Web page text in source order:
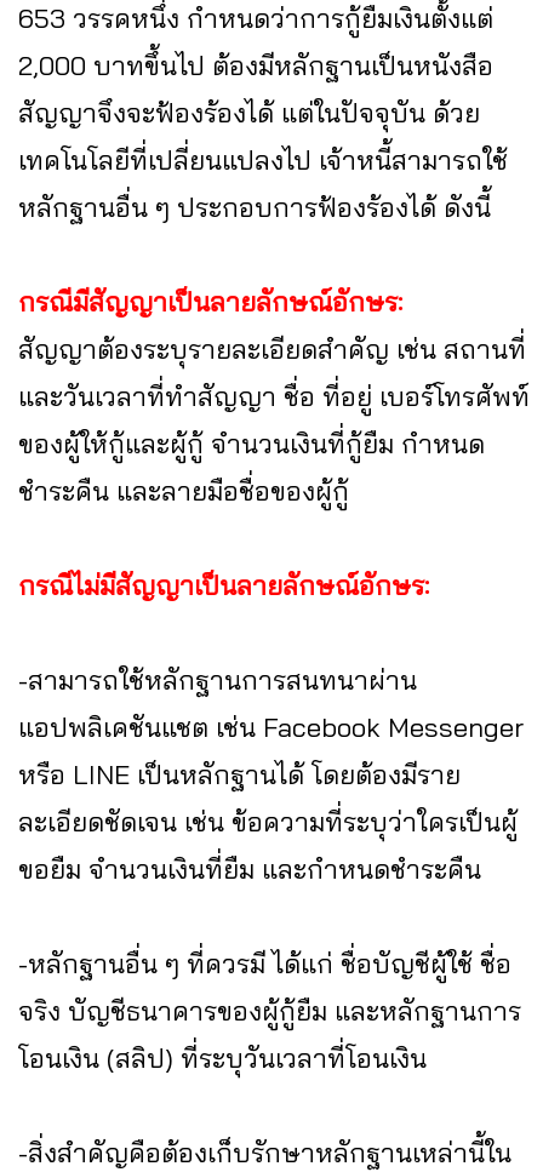
653 วรรคหนึ่ง กำหนดว่าการกู้ยืมเงินตั้งแต่
2,000 บาทขึ้นไป ต้องมีหลักฐานเป็นหนังสือ
สัญญาจึงจะฟ้องร้องได้ แต่ในปัจจุบัน ด้วย
เทคโนโลยีที่เปลี่ยนแปลงไป เจ้าหนี้สามารถใช้
หลักฐานอื่น ๆ ประกอบการฟ้องร้องได้ ดังนี้
กรณีมีสัญญาเป็นลายลักษณ์อักษร:
สัญญาต้องระบุรายละเอียดสำคัญ เช่น สถานที่
และวันเวลาที่ทำสัญญา ชื่อ ที่อยู่ เบอร์โทรศัพท์
ของผู้ให้กู้และผู้กู้ จำนวนเงินที่กู้ยืม กำหนด
ชำระคืน และลายมือชื่อของผู้กู้
กรณีไม่มีสัญญาเป็นลายลักษณ์อักษร:
-สามารถใช้หลักฐานการสนทนาผ่าน
แอปพลิเคชันแชต เช่น Facebook Messenger
หรือ LINE เป็นหลักฐานได้ โดยต้องมีราย
ละเอียดชัดเจน เช่น ข้อความที่ระบุว่าใครเป็นผู้
ขอยืม จำนวนเงินที่ยืม และกำหนดชำระคืน
-หลักฐานอื่น ๆ ที่ควรมี ได้แก่ ชื่อบัญชีผู้ใช้ ชื่อ
จริง บัญชีธนาคารของผู้กู้ยืม และหลักฐานการ
โอนเงิน (สลิป) ที่ระบุวันเวลาที่โอนเงิน
-สิ่งสำคัญคือต้องเก็บรักษาหลักฐานเหล่านี้ใน